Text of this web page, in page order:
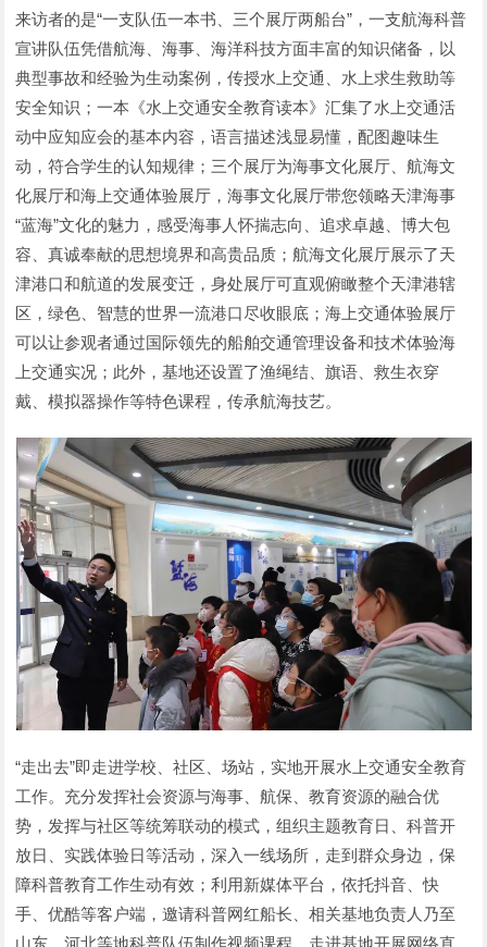
来访者的是“一支队伍一本书、三个展厅两船台”，一支航海科普
宣讲队伍凭借航海、海事、海洋科技方面丰富的知识储备，以
典型事故和经验为生动案例，传授水上交通、水上求生救助等
安全知识；一本《水上交通安全教育读本》汇集了水上交通活
动中应知应会的基本内容，语言描述浅显易懂，配图趣味生
动，符合学生的认知规律；三个展厅为海事文化展厅、航海文
化展厅和海上交通体验展厅，海事文化展厅带您领略天津海事
“蓝海”文化的魅力，感受海事人怀揣志向、追求卓越、博大包
容、真诚奉献的思想境界和高贵品质；航海文化展厅展示了天
津港口和航道的发展变迁，身处展厅可直观俯瞰整个天津港辖
区，绿色、智慧的世界一流港口尽收眼底；海上交通体验展厅
可以让参观者通过国际领先的船舶交通管理设备和技术体验海
上交通实况；此外，基地还设置了渔绳结、旗语、救生衣穿
戴、模拟器操作等特色课程，传承航海技艺。
“走出去”即走进学校、社区、场站，实地开展水上交通安全教育
工作。充分发挥社会资源与海事、航保、教育资源的融合优
势，发挥与社区等统筹联动的模式，组织主题教育日、科普开
放日、实践体验日等活动，深入一线场所，走到群众身边，保
障科普教育工作生动有效；利用新媒体平台，依托抖音、快
手、优酷等客户端，邀请科普网红船长、相关基地负责人乃至
山东、河北等地科普队伍制作视频课程，走进基地开展网络直